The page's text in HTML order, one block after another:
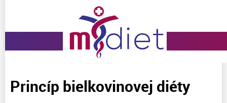
Komerčné blogy
Princíp bielkovinovej diéty